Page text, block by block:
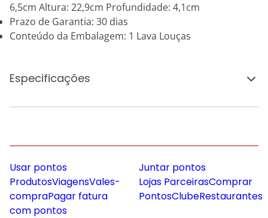
6,5cm Altura: 22,9cm Profundidade: 4,1cm
Prazo de Garantia: 30 dias
Conteúdo da Embalagem: 1 Lava Louças
Especificações
Usar pontos
ProdutosViagensVales-
compraPagar fatura
com pontos
Juntar pontos
Lojas ParceirasComprar
PontosClubeRestaurantes